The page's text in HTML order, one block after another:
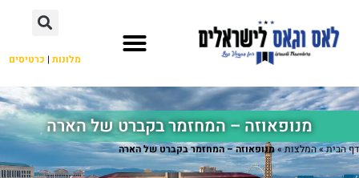
מלונות | כרטיסים
מנופאוזה – המחזמר בקברט של הארה
דף הבית»המלצות»מנופאוזה – המחזמר בקברט של הארה